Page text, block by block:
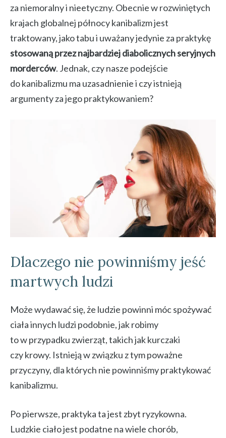
za niemoralny i nieetyczny. Obecnie w rozwiniętych
krajach globalnej północy kanibalizm jest
traktowany, jako tabu i uważany jedynie za praktykę
stosowaną przez najbardziej diabolicznych seryjnych
morderców. Jednak, czy nasze podejście
do kanibalizmu ma uzasadnienie i czy istnieją
argumenty za jego praktykowaniem?
Dlaczego nie powinniśmy jeść
martwych ludzi
Może wydawać się, że ludzie powinni móc spożywać
ciała innych ludzi podobnie, jak robimy
to w przypadku zwierząt, takich jak kurczaki
czy krowy. Istnieją w związku z tym poważne
przyczyny, dla których nie powinniśmy praktykować
kanibalizmu.
Po pierwsze, praktyka ta jest zbyt ryzykowna.
Ludzkie ciało jest podatne na wiele chorób,